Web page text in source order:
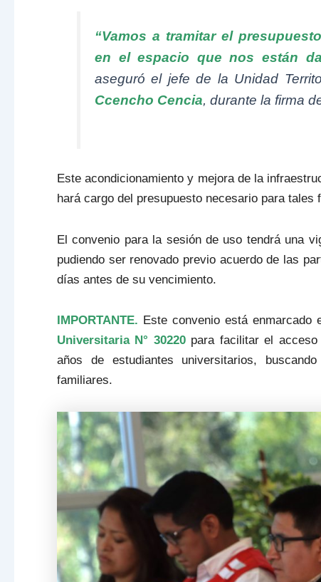
“Vamos a tramitar el
en el espacio que nos están
aseguró el jefe de la Unidad
Ccencho Cencia, durante la firma
Este acondicionamiento y mejora de la
hará cargo del presupuesto necesario para
El convenio para la sesión de uso tendrá una
pudiendo ser renovado previo acuerdo de las
días antes de su vencimiento.
IMPORTANTE. Este convenio está enmarcado
Universitaria N° 30220para facilitar el acceso
años de estudiantes universitarios,
familiares.